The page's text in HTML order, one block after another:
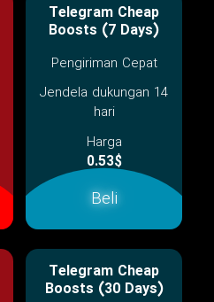
Telegram Cheap
Boosts (7 Days)
Pengiriman Cepat
Jendela dukungan 14
hari
Harga
0.53$
Beli
Telegram Cheap
Boosts (30 Days)